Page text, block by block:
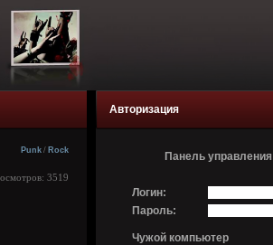
Punk / Rock
3519
Авторизация
Панель управления
Логин:
Пароль:
Чужой компьютер